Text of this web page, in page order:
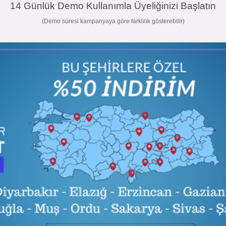
14 Günlük Demo Kullanımla Üyeliğinizi Başlatın
(Demo süresi kampanyaya göre farklılık gösterebilir)